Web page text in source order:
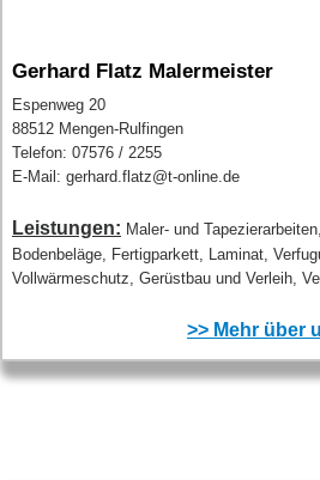
Gerhard Flatz Malermeister
Espenweg 20
88512 Mengen-Rulfingen
Telefon: 07576 / 2255
E-Mail: gerhard.flatz@t-online.de
Leistungen: Maler- und
Bodenbeläge, Fertigparkett, Laminat,
Vollwärmeschutz, Gerüstbau und Verleih,
>> Mehr über